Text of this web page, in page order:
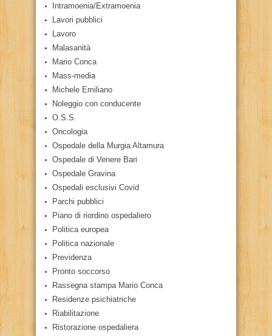
Intramoenia/Extramoenia
Lavori pubblici
Lavoro
Malasanità
Mario Conca
Mass-media
Michele Emiliano
Noleggio con conducente
O.S.S.
Oncologia
Ospedale della Murgia Altamura
Ospedale di Venere Bari
Ospedale Gravina
Ospedali esclusivi Covid
Parchi pubblici
Piano di riordino ospedaliero
Politica europea
Politica nazionale
Previdenza
Pronto soccorso
Rassegna stampa Mario Conca
Residenze psichiatriche
Riabilitazione
Ristorazione ospedaliera